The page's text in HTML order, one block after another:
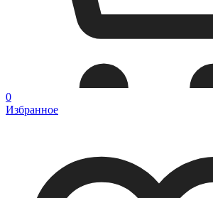
0
Избранное